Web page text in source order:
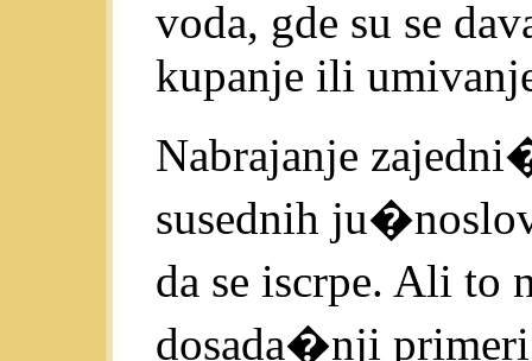
voda, gde su se
kupanje ili
Nabrajanje
susednih
da se iscrpe. Ali
dosada�nji